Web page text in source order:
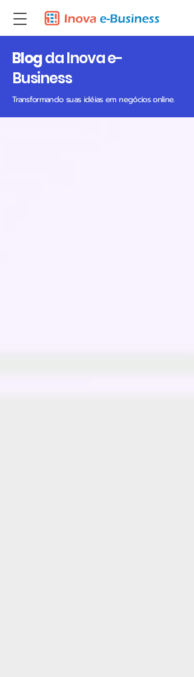
Blogda Inova e-
Business
Transformando suas idéias em negócios online.